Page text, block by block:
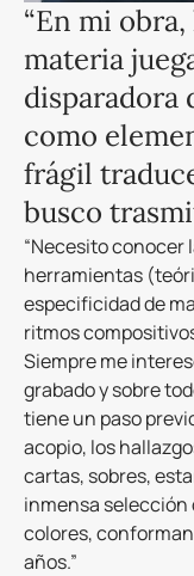
“En mi
materia
disparadora
como
frágil
busco
“Necesito conocer
herramientas
especificidad de
ritmos
Siempre me
grabado y sobre
tiene un paso
acopio, los
cartas, sobres,
inmensa selección
colores,
años.”